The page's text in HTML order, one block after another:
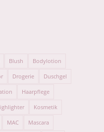
Blush Bodylotion
Drogerie Duschgel
Haarpflege
Kosmetik
MAC Mascara